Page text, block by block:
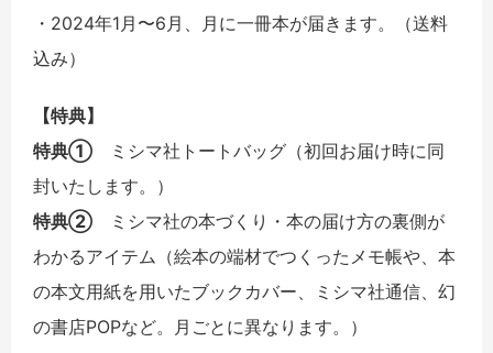
・2024年1月〜6月、月に一冊本が届きます。（送料
込み）
【特典】
特典① ミシマ社トートバッグ（初回お届け時に同
封いたします。）
特典② ミシマ社の本づくり・本の届け方の裏側が
わかるアイテム（絵本の端材でつくったメモ帳や、本
の本文用紙を用いたブックカバー、ミシマ社通信、幻
の書店POPなど。月ごとに異なります。）